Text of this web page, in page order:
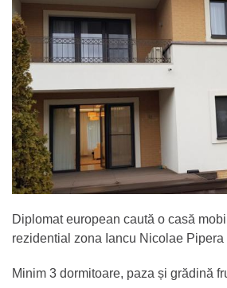
Diplomat european caută o casă
rezidential zona Iancu Nicolae Pipera
Minim 3 dormitoare, paza și grădină